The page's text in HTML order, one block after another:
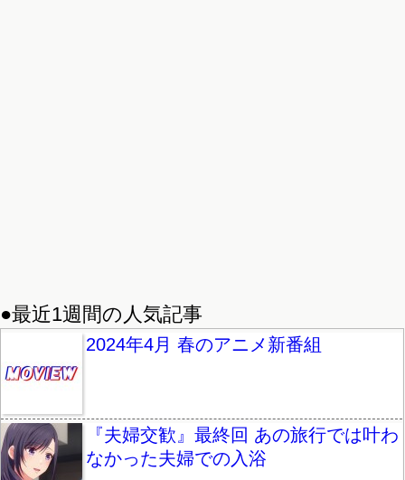
●最近1週間の人気記事
2024年4月 春のアニメ新番組
『夫婦交歓』最終回 あの旅行では叶わ
なかった夫婦での入浴